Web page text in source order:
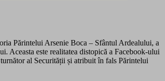
Părintelui Arsenie Boca – Sfântul Ardealului, a
Aceasta este realitatea distopică a Facebook-ului
al Securității și atribuit în fals Părintelui